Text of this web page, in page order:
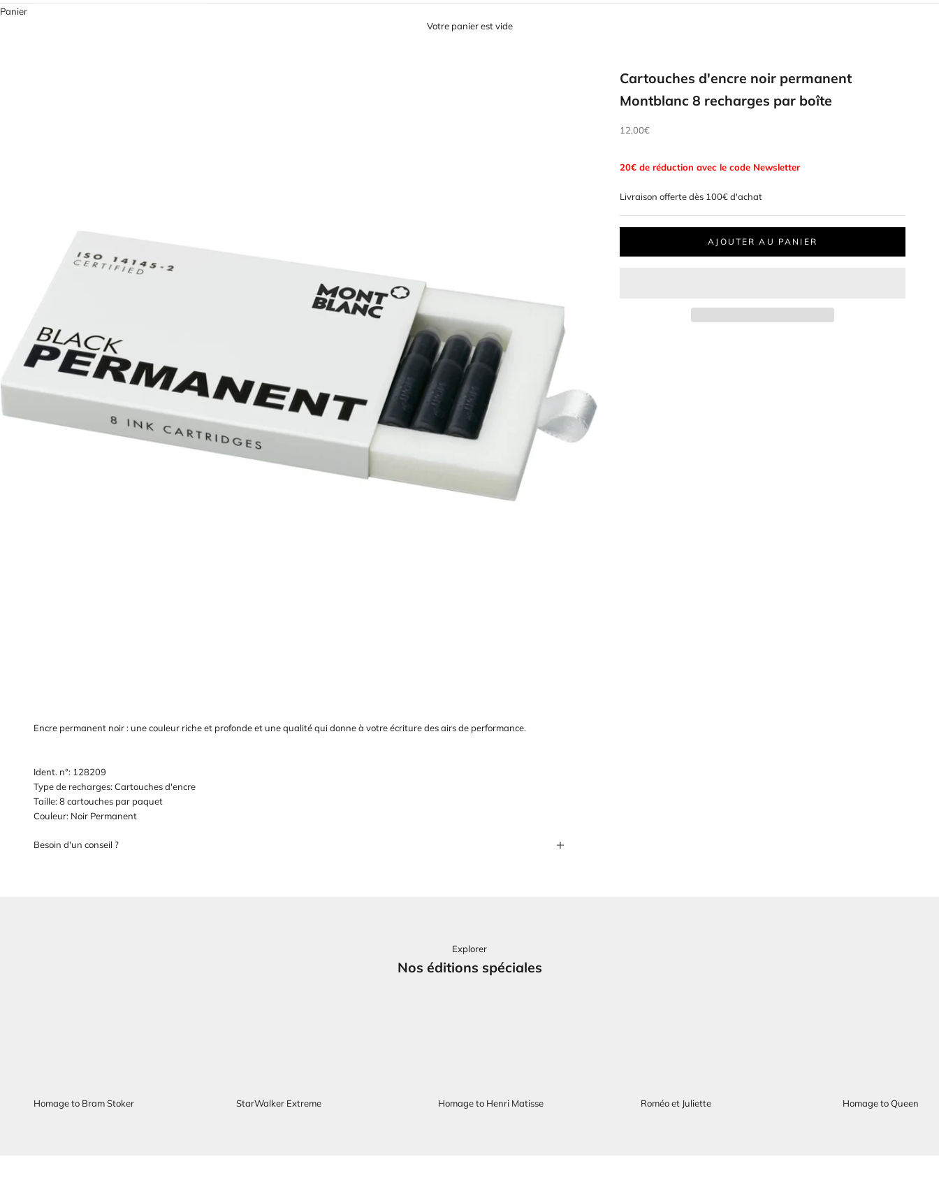
Panier
Votre panier est vide
Cartouches d'encre noir permanent
Montblanc 8 recharges par boîte
Prix de vente
12,00€
20€ de réduction avec le code Newsletter
Livraison offerte dès 100€ d'achat
AJOUTER AU PANIER
Encre permanent noir : une couleur riche et profonde et une qualité qui donne à votre écriture des airs de performance.
Ident. n°: 128209
Type de recharges: Cartouches d'encre
Taille: 8 cartouches par paquet
Couleur: Noir Permanent
Besoin d'un conseil ?
Explorer
Nos éditions spéciales
Homage to Bram Stoker StarWalker Extreme Homage to Henri Matisse Roméo et Juliette Homage to Queen